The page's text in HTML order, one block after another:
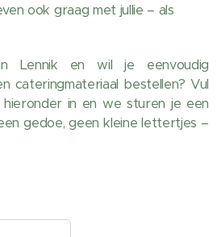
ook graag met jullie – als
Lennik en wil je eenvoudig
cateringmateriaal bestellen? Vul
in en we sturen je een
gedoe, geen kleine lettertjes –